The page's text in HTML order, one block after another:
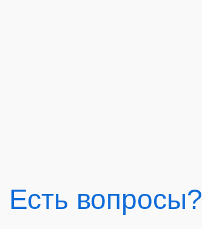
Есть вопросы?